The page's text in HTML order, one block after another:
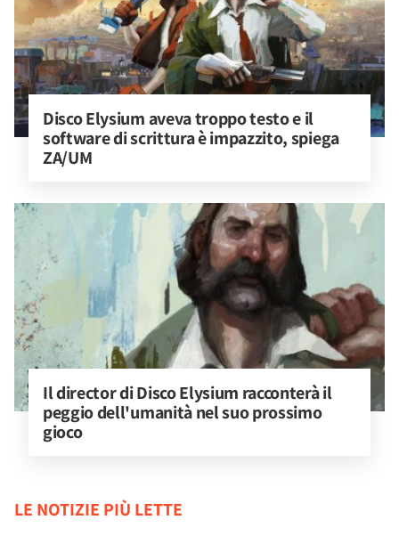
Disco Elysium aveva troppo testo e il
software di scrittura è impazzito, spiega
ZA/UM
Il director di Disco Elysium racconterà il
peggio dell'umanità nel suo prossimo
gioco
LE NOTIZIE PIÙ LETTE